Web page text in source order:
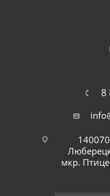
8
мкр.